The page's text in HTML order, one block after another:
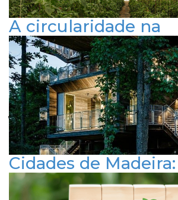
A circularidade na
construção civil:
em direção à
regenerativa
Publicado em 24 de maio de 2024
ARQUITETURA E URBANISMO
RESPONSABILIDADE SOCIAL
Cidades de
da construção
Publicado em 2 de abril de 2024